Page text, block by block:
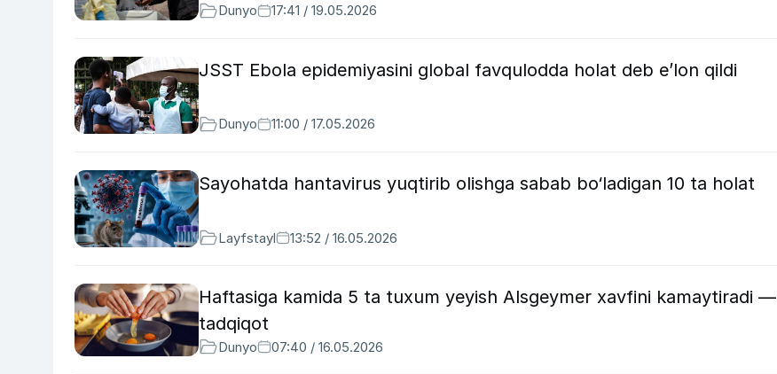
Dunyo 17:41 / 19.05.2026
JSST Ebola epidemiyasini global favqulodda holat deb e’lon qildi
Dunyo 11:00 / 17.05.2026
Sayohatda hantavirus yuqtirib olishga sabab bo‘ladigan 10 ta holat
Layfstayl 13:52 / 16.05.2026
Haftasiga kamida 5 ta tuxum yeyish Alsgeymer xavfini kamaytiradi —
tadqiqot
Dunyo 07:40 / 16.05.2026